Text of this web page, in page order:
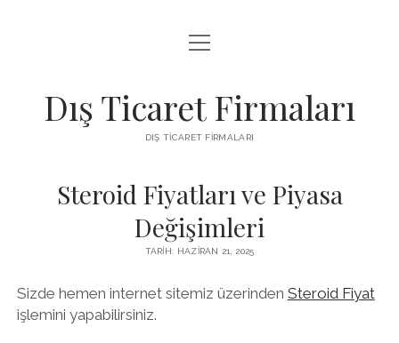
INSTAGRAM BEĞENI KASMA ÜCRETSIZ
SAYFA LISTESI
menüyü
aç
Dış Ticaret Firmaları
DIŞ TICARET FIRMALARI
Steroid Fiyatları ve Piyasa
Değişimleri
TARIH: HAZIRAN 21, 2025
Sizde hemen internet sitemiz üzerinden Steroid Fiyat
işlemini yapabilirsiniz.